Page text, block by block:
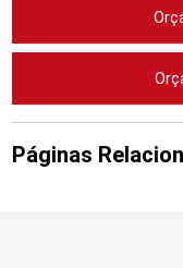
Páginas